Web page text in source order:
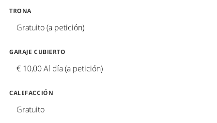
TRONA
Gratuito (a petición)
GARAJE CUBIERTO
€ 10,00 Al día (a petición)
CALEFACCIÓN
Gratuito